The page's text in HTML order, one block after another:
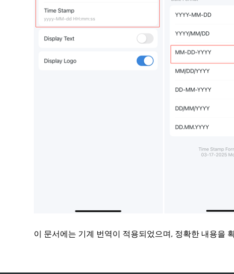
이 문서에는 기계 번역이 적용되었으며, 정확한 내용을